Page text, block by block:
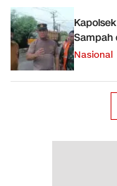
Sampah
Nasional